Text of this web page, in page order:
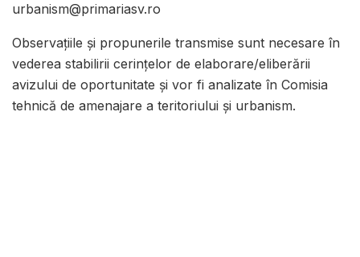
urbanism@primariasv.ro
Observațiile și propunerile transmise sunt necesare în
vederea stabilirii cerințelor de elaborare/eliberării
avizului de oportunitate și vor fi analizate în Comisia
tehnică de amenajare a teritoriului și urbanism.